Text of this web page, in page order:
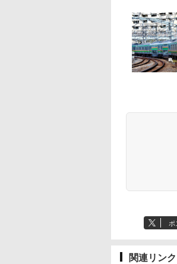
ポ
関連リンク